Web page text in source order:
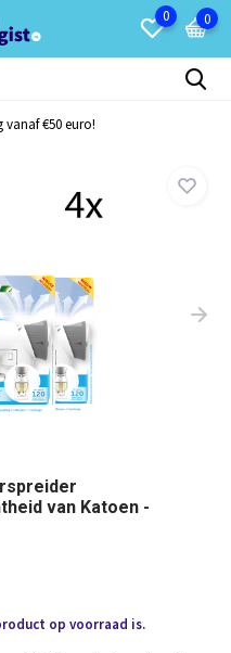
0 0
vanaf €50 euro!
van Katoen -
op voorraad is.